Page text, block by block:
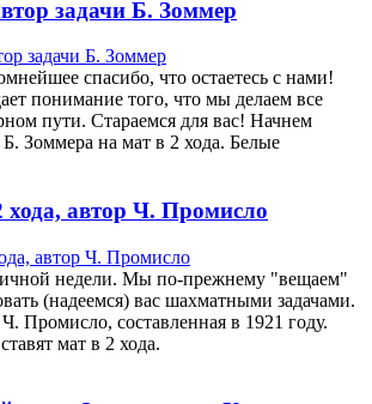
задачи Б. Зоммер
спасибо, что остаетесь с нами!
понимание того, что мы делаем все
пути. Стараемся для вас! Начнем
Зоммера на мат в 2 хода. Белые
хода, автор Ч. Промисло
недели. Мы по-прежнему "вещаем"
(надеемся) вас шахматными задачами.
Промисло, составленная в 1921 году.
мат в 2 хода.